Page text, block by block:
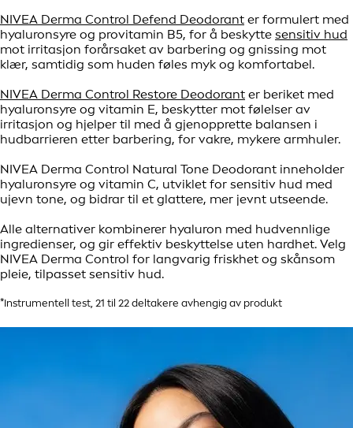
NIVEA Derma Control Defend Deodorant er formulert med
hyaluronsyre og provitamin B5, for å beskytte sensitiv hud
mot irritasjon forårsaket av barbering og gnissing mot
klær, samtidig som huden føles myk og komfortabel.
NIVEA Derma Control Restore Deodorant er beriket med
hyaluronsyre og vitamin E, beskytter mot følelser av
irritasjon og hjelper til med å gjenopprette balansen i
hudbarrieren etter barbering, for vakre, mykere armhuler.
NIVEA Derma Control Natural Tone Deodorant inneholder
hyaluronsyre og vitamin C, utviklet for sensitiv hud med
ujevn tone, og bidrar til et glattere, mer jevnt utseende.
Alle alternativer kombinerer hyaluron med hudvennlige
ingredienser, og gir effektiv beskyttelse uten hardhet. Velg
NIVEA Derma Control for langvarig friskhet og skånsom
pleie, tilpasset sensitiv hud.
*Instrumentell test, 21 til 22 deltakere avhengig av produkt